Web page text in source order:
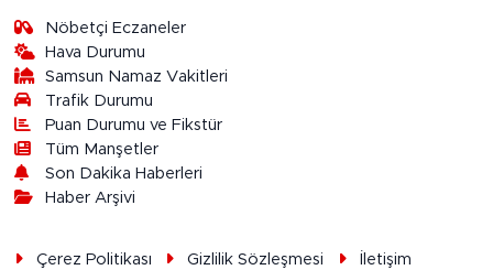
Nöbetçi Eczaneler
Hava Durumu
Samsun Namaz Vakitleri
Trafik Durumu
Puan Durumu ve Fikstür
Tüm Manşetler
Son Dakika Haberleri
Haber Arşivi
Çerez Politikası Gizlilik Sözleşmesi İletişim